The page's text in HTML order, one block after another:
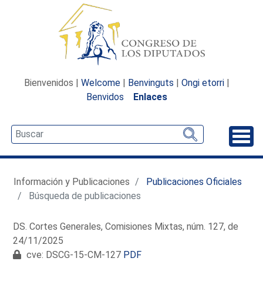
Bienvenidos | Welcome | Benvinguts | Ongi etorri |
Benvidos
Enlaces
Información y Publicaciones
Publicaciones Oficiales
Búsqueda de publicaciones
DS. Cortes Generales, Comisiones Mixtas, núm. 127, de
24/11/2025
cve: DSCG-15-CM-127 PDF